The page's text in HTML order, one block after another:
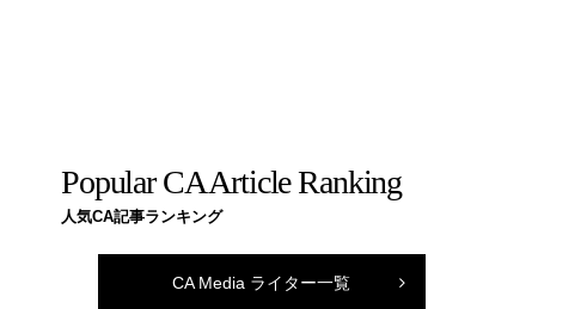
Popular CA Article Ranking
人気CA記事ランキング
CA Media ライター一覧